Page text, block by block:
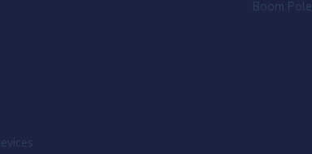
Boom Pole